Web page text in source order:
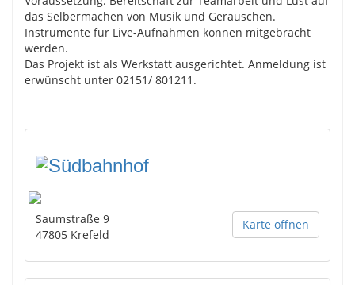
das Selbermachen von Musik und Geräuschen.
Instrumente für Live-Aufnahmen können mitgebracht
werden.
Das Projekt ist als Werkstatt ausgerichtet. Anmeldung ist
erwünscht unter 02151/ 801211.
Karte öffnen
Saumstraße 9
47805 Krefeld